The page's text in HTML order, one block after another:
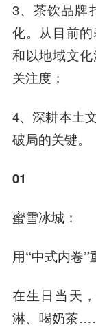
3、茶饮品牌
化。从目前
和以地域文
关注度；
4、深耕本土
破局的关键。
01
蜜雪冰城：
用“中式内卷
在生日当天
淋、喝奶茶